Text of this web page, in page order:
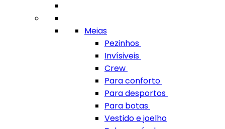
Meias
Pezinhos
Invísiveis
Crew
Para conforto
Para desportos
Para botas
Vestido e joelho